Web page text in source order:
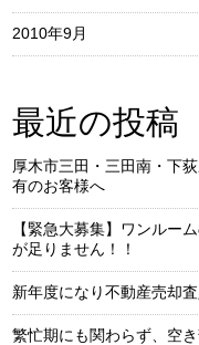
2010年9月
最近の投稿
厚木市三田・三田南・下
有のお客様へ
【緊急大募集】ワンルー
が足りません！！
新年度になり不動産売却
繁忙期にも関わらず、空